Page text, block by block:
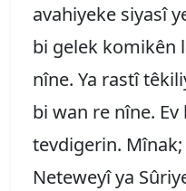
avahiyeke siyasî
bi gelek komikên
nîne. Ya rastî
bi wan re nîne.
tevdigerin.
Neteweyî ya